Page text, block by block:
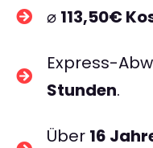
⌀ 113,50€
Express-
Stunden.
Über 16